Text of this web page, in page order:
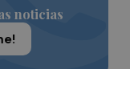
noticias